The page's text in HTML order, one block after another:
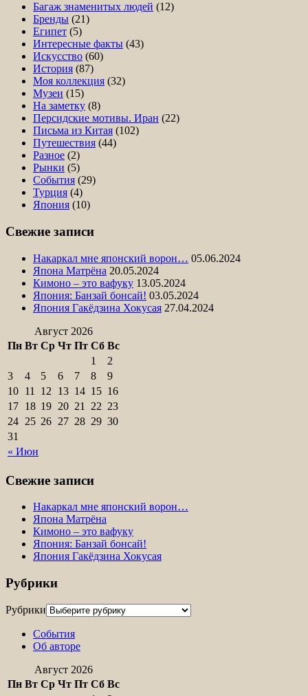
Багаж знаменитых людей (12)
Бренды (21)
Египет (5)
Интересные факты (43)
Искусство (60)
История (87)
Моя коллекция (32)
Музеи (15)
На заметку (8)
Персидские мотивы. Иран (22)
Письма из Китая (102)
Путешествия (44)
Разное (2)
Рынки (5)
События (29)
Турция (4)
Япония (10)
Свежие записи
Накаркал мне японский ворон… 05.06.2024
Япона Матрёна 20.05.2024
Кимоно – это вафуку 13.05.2024
Япония: Банзай бонсай! 03.05.2024
Япония Гакёдзина Хокусая 27.04.2024
Август 2026
Пн Вт Ср Чт Пт Сб Вс
« Июн
1
2
3
4 5 6 7 8
9
10 11 12 13 14 15 16
17 18 19 20 21 22 23
24 25 26 27 28 29 30
31
Свежие записи
Накаркал мне японский ворон…
Япона Матрёна
Кимоно – это вафуку
Япония: Банзай бонсай!
Япония Гакёдзина Хокусая
Рубрики
Рубрики
События
Об авторе
Август 2026
Пн Вт Ср Чт Пт Сб Вс